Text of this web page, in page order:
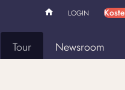
LOGIN
Tour Newsroom